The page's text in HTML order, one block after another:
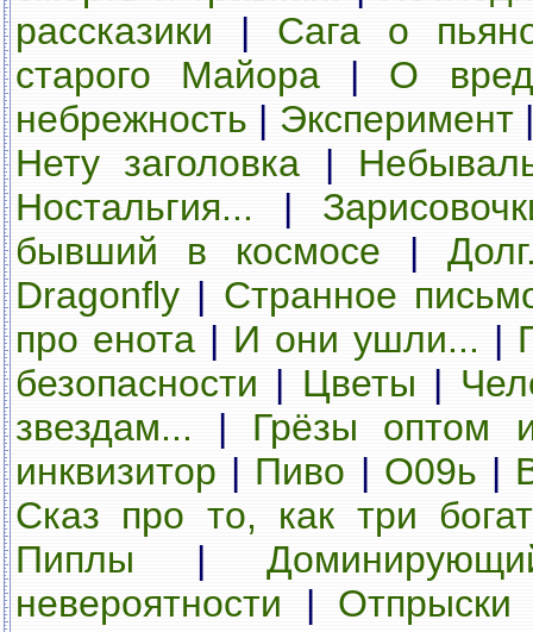
рассказики | Сага о
старого Майора | О
небрежность | Эксперимент
Нету заголовка |
Ностальгия... |
бывший в космосе |
Dragonfly | Странное
про енота | И они ушли... |
безопасности | Цветы |
звездам... | Грёзы оптом
инквизитор | Пиво | О09ь |
Сказ про то, как три
Пиплы |
невероятности | Отпрыски